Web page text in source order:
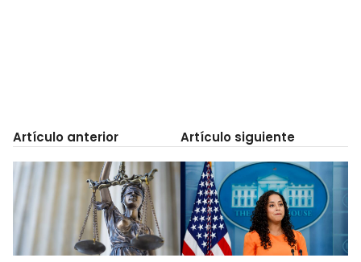
Artículo anterior Artículo siguiente